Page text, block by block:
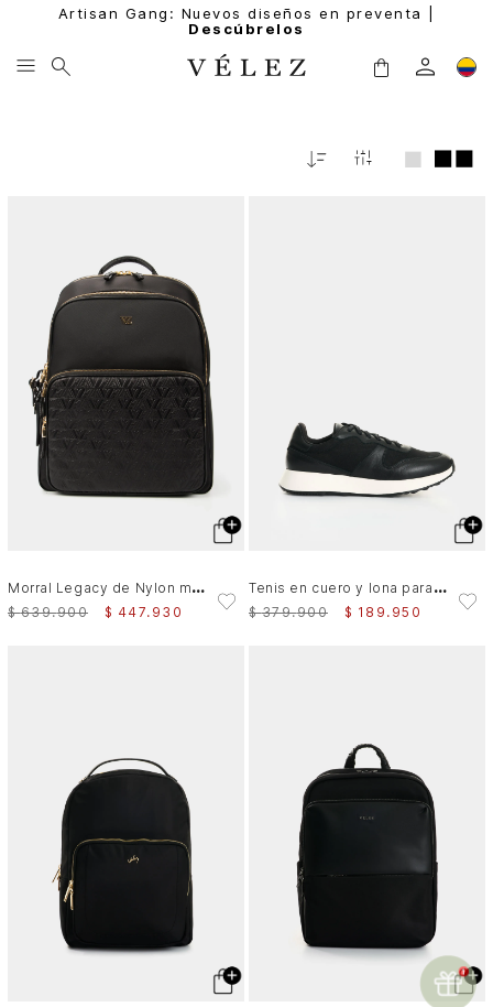
Artisan Gang: Nuevos diseños en preventa |
Descúbrelos
Relevancia
M
orral Legacy de Nylon monocromático Negro
$ 639.900 $ 447. 930
T
enis en cuero y lona para mujer Ocaso 2
$ 379.900 $ 189 . 950